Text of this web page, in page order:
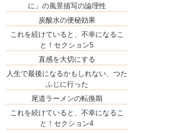
に」の風景描写の論理性
炭酸水の便秘効果
これを続けていると、不幸になるこ
と！セクション5
直感を大切にする
人生で最後になるかもしれない、つた
ふじに行った
尾道ラーメンの転換期
これを続けていると、不幸になるこ
と！セクション4